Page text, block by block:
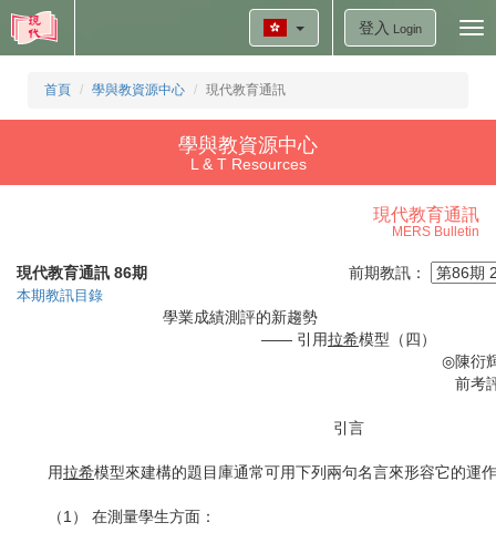
登入 Login
首頁 學與教資源中心 現代教育通訊
學與教資源中心
L & T Resources
現代教育通訊
MERS Bulletin
現代教育通訊 86期 前期教訊：
本期教訊目錄
學業成績測評的新
—— 引用拉希模型（四）
◎陳衍
前考
引言
用拉希模型來建構的題目庫通常可用下列兩句名言來形容它的運
（1） 在測量學生方面：